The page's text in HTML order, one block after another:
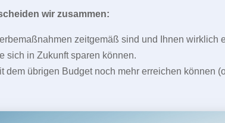
wir zusammen:
zeitgemäß sind und Ihnen wirklich
sich in Zukunft sparen können.
dem übrigen Budget noch mehr erreichen können